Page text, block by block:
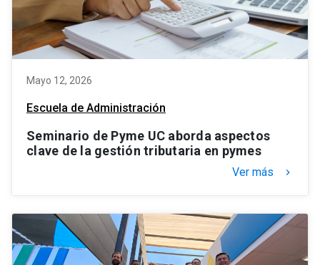
Mayo 12, 2026
Escuela de Administración
Seminario de Pyme UC aborda aspectos
clave de la gestión tributaria en pymes
Ver más keyboard_arrow_right